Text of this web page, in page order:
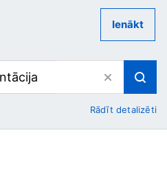
Ienākt
Rādīt detalizēti